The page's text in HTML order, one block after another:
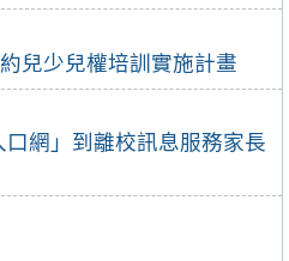
兒少兒權培訓實施計畫
口網」到離校訊息服務家長